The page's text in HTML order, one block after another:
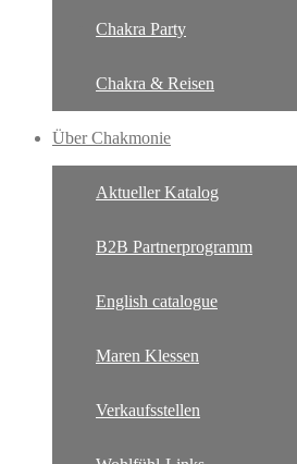
Chakra Party
Chakra & Reisen
Über Chakmonie
Aktueller Katalog
B2B Partnerprogramm
English catalogue
Maren Klessen
Verkaufsstellen